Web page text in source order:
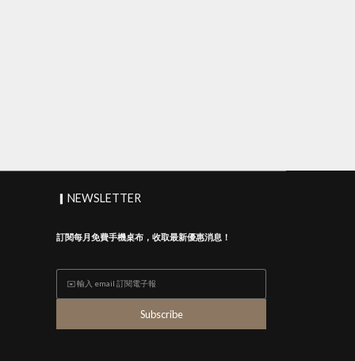
▎NEWSLETTER
訂閱每月免費手機桌布，收取最新優惠消息！
Subscribe